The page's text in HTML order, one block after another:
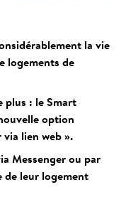
la vie
logements de
plus : le Smart
option
lien web ».
Messenger ou par
de leur logement